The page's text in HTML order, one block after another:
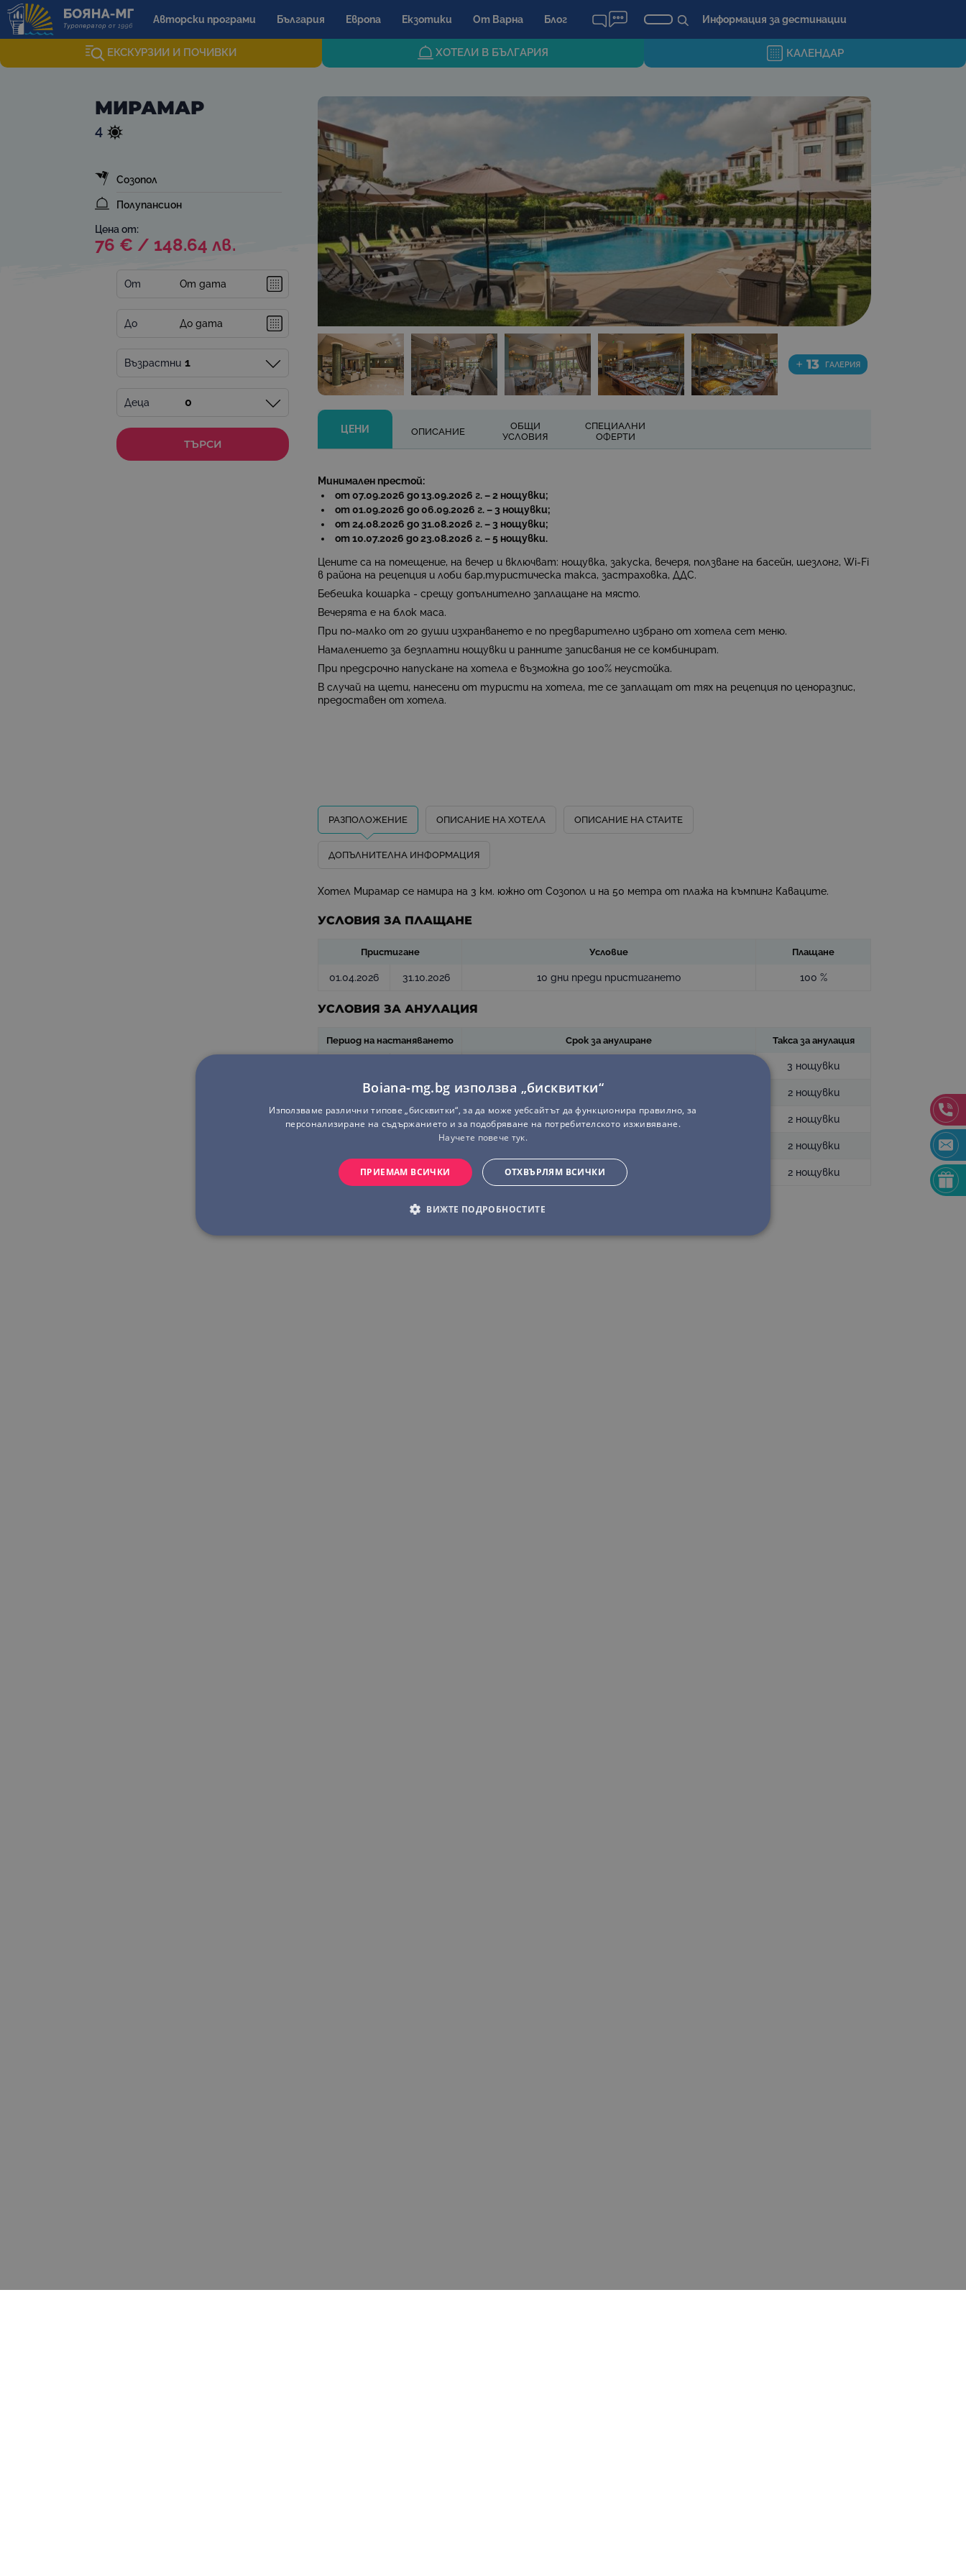
Авторски програми България Европа Екзотики От Варна Блог Информация за дестинации
ЕКСКУРЗИИ И ПОЧИВКИ ХОТЕЛИ В БЪЛГАРИЯ КАЛЕНДАР
МИРАМАР
4
+ 13 ГАЛЕРИЯ
Созопол
Полупансион
Цена от:
76 € / 148.64 лв.
От
До
Възрастни
Деца
ТЪРСИ
ЦЕНИ ОПИСАНИЕ
ОБЩИ
УСЛОВИЯ
СПЕЦИАЛНИ
ОФЕРТИ
Минимален престой:
от 07.09.2026 до 13.09.2026 г. – 2 нощувки;
от 01.09.2026 до 06.09.2026 г. – 3 нощувки;
от 24.08.2026 до 31.08.2026 г. – 3 нощувки;
от 10.07.2026 до 23.08.2026 г. – 5 нощувки.
Цените са на помещение, на вечер и включват: нощувка, закуска, вечеря, ползване на басейн, шезлонг, Wi-Fi
в района на рецепция и лоби бар,туристическа такса, застраховка, ДДС.
Бебешка кошарка - срещу допълнително заплащане на място.
Вечерята е на блок маса.
При по-малко от 20 души изхранването е по предварително избрано от хотела сет меню.
Намалението за безплатни нощувки и ранните записвания не се комбинират.
При предсрочно напускане на хотела е възможна до 100% неустойка.
В случай на щети, нанесени от туристи на хотела, те се заплащат от тях на рецепция по ценоразпис,
предоставен от хотела.
РАЗПОЛОЖЕНИЕ ОПИСАНИЕ НА ХОТЕЛА ОПИСАНИЕ НА СТАИТЕ
ДОПЪЛНИТЕЛНА ИНФОРМАЦИЯ
Xотел Мирамар се намира на 3 км. южно от Созопол и на 50 метра от плажа на къмпинг Каваците.
УСЛОВИЯ ЗА ПЛАЩАНЕ
Пристигане Условие Плащане
01.04.2026 31.10.2026 10 дни преди пристигането 100 %
УСЛОВИЯ ЗА АНУЛАЦИЯ
Период на настаняването Срок за анулиране Такса за анулация
3 нощувки
10.07.2026 23.08.2026 10 дни преди пристигането 2 нощувки
10 дни преди пристигането 2 нощувки
06.09.2026 2 нощувки
07.09.2026 13.09.2026 6 дни преди пристигането 2 нощувки
Boiana-mg.bg използва „бисквитки“
Използваме различни типове „бисквитки“, за да може уебсайтът да функционира правилно, за
персонализиране на съдържанието и за подобряване на потребителското изживяване.
Научете повече тук.
ПРИЕМАМ ВСИЧКИ ОТХВЪРЛЯМ ВСИЧКИ
ВИЖТЕ ПОДРОБНОСТИТЕ